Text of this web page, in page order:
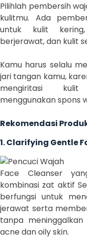
Pilihlah pembersih
kulitmu. Ada
untuk kulit
berjerawat, dan kulit
Kamu harus selalu
jari tangan kamu,
mengiritasi
menggunakan spons
Rekomendasi
1. Clarifying Gentle
Face Cleanser
kombinasi zat aktif
berfungsi untuk
jerawat serta
tanpa
acne dan oily skin.